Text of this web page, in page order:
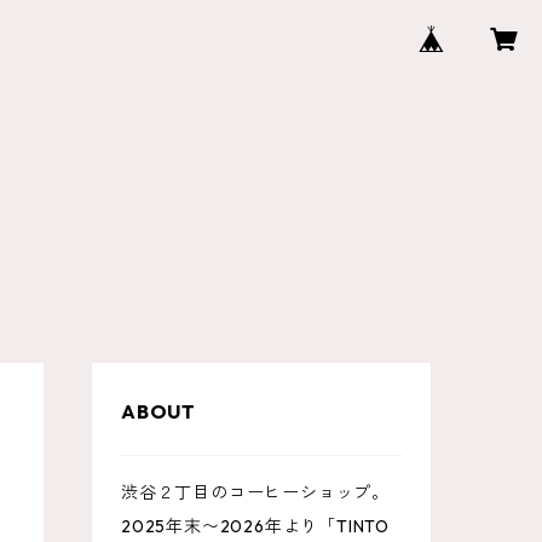
ABOUT
渋谷２丁目のコーヒーショップ。
2025年末〜2026年より「TINTO